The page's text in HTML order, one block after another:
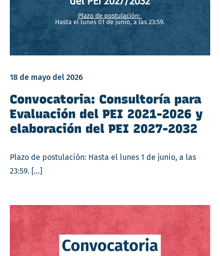
18 de mayo del 2026
Convocatoria: Consultoría para
Evaluación del PEI 2021-2026 y
elaboración del PEI 2027-2032
Plazo de postulación: Hasta el lunes 1 de junio, a las
23:59. […]